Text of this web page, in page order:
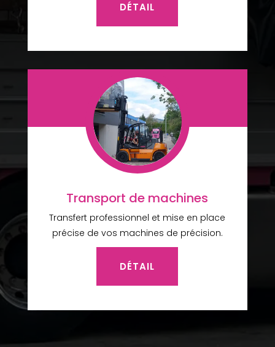
DÉTAIL
Transport de machines
Transfert professionnel et mise en place
précise de vos machines de précision.
DÉTAIL